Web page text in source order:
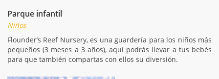
Parque infantil
Niños
Flounder’s Reef Nursery, es una guardería para los niños más
pequeños (3 meses a 3 años), aquí podrás llevar a tus bebés
para que también compartas con ellos su diversión.